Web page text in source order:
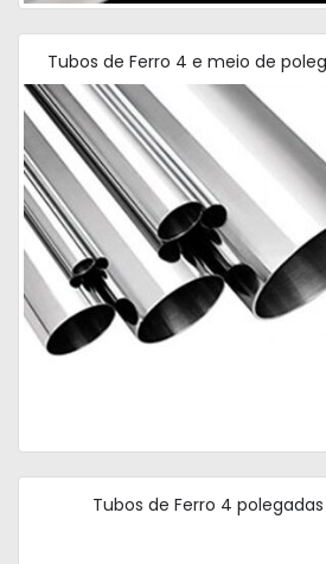
Tubos de Ferro 4 e meio de
Tubos de Ferro 4